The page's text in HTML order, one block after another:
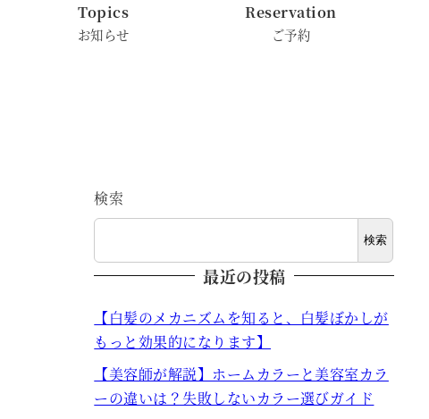
Topics
お知らせ
Reservation
ご予約
検索
検索
最近の投稿
【白髪のメカニズムを知ると、白髪ぼかしが
もっと効果的になります】
【美容師が解説】ホームカラーと美容室カラ
ーの違いは？失敗しないカラー選びガイド